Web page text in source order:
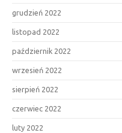
grudzień 2022
listopad 2022
październik 2022
wrzesień 2022
sierpień 2022
czerwiec 2022
luty 2022